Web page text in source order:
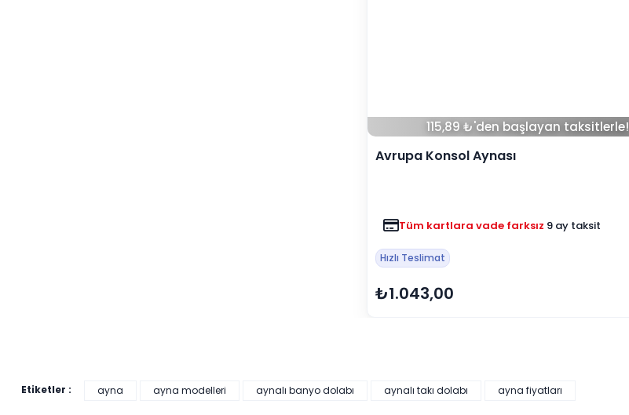
115,89 ₺'den başlayan taksitlerle!
Avrupa Konsol Aynası
Tüm kartlara vade farksız 9 ay taksit
Hızlı Teslimat
₺1.043,00
Etiketler : ayna ayna modelleri aynalı banyo dolabı aynalı takı dolabı ayna fiyatları